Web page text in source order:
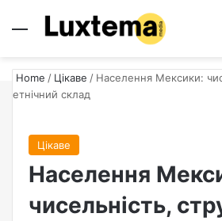
Menu
Home / Цікаве / Населення Мексики:
етнічний склад
Цікаве
Населення
чисельність,